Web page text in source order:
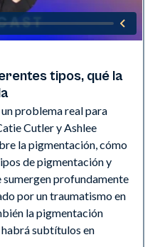
tipos, qué la
problema real para
Cutler y Ashlee
la pigmentación, cómo
de pigmentación y
profundamente
por un traumatismo en
la pigmentación
subtítulos en